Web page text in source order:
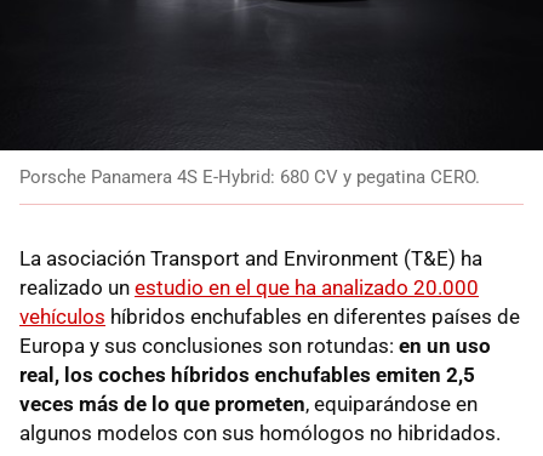
Porsche Panamera 4S E-Hybrid: 680 CV y pegatina CERO.
La asociación Transport and Environment (T&E) ha
realizado un estudio en el que ha analizado 20.000
vehículos híbridos enchufables en diferentes países de
Europa y sus conclusiones son rotundas: en un uso
real, los coches híbridos enchufables emiten 2,5
veces más de lo que prometen, equiparándose en
algunos modelos con sus homólogos no hibridados.